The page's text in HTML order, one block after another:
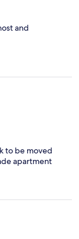
and
to be moved
apartment